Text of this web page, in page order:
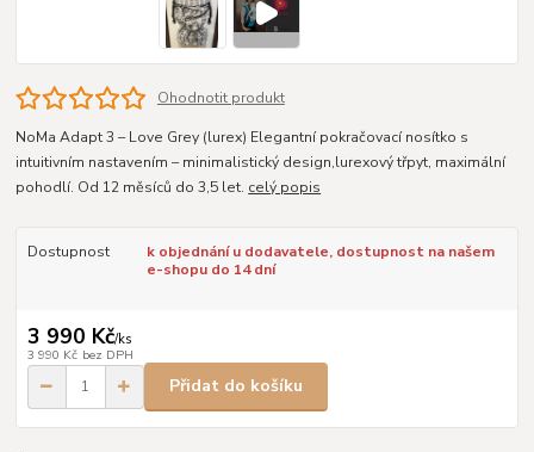
Ohodnotit produkt
NoMa Adapt 3 – Love Grey (lurex) Elegantní pokračovací nosítko s
intuitivním nastavením – minimalistický design,lurexový třpyt, maximální
pohodlí. Od 12 měsíců do 3,5 let. celý popis
Dostupnost
k objednání u dodavatele, dostupnost na našem
e-shopu do 14 dní
3 990 Kč/ks
3 990 Kč bez DPH
Přidat do košíku